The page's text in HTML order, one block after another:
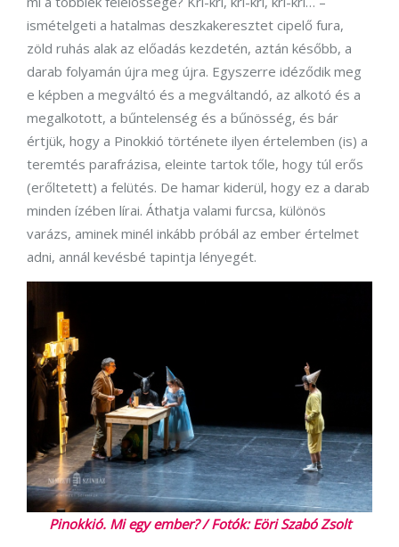
ismételgeti a hatalmas deszkakeresztet cipelő fura,
zöld ruhás alak az előadás kezdetén, aztán később, a
darab folyamán újra meg újra. Egyszerre idéződik meg
e képben a megváltó és a megváltandó, az alkotó és a
megalkotott, a bűntelenség és a bűnösség, és bár
értjük, hogy a Pinokkió története ilyen értelemben (is) a
teremtés parafrázisa, eleinte tartok tőle, hogy túl erős
(erőltetett) a felütés. De hamar kiderül, hogy ez a darab
minden ízében lírai. Áthatja valami furcsa, különös
varázs, aminek minél inkább próbál az ember értelmet
adni, annál kevésbé tapintja lényegét.
Pinokkió. Mi egy ember? / Fotók: Eöri Szabó Zsolt